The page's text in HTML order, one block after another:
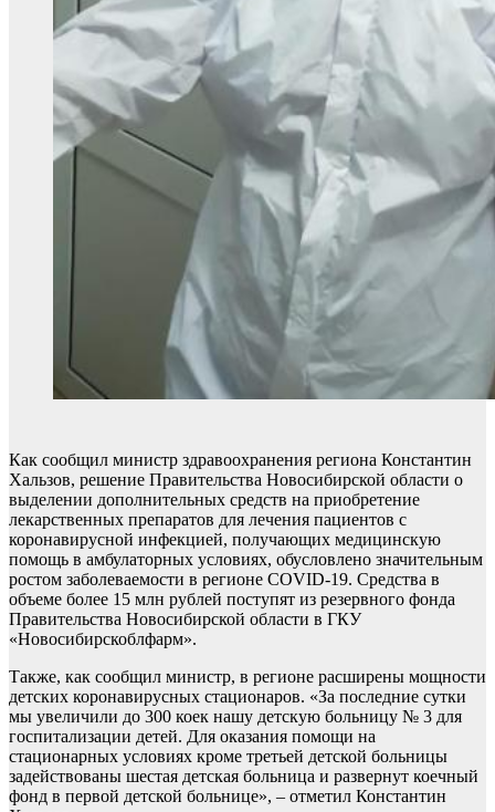
Как сообщил министр здравоохранения региона Константин
Хальзов, решение Правительства Новосибирской области о
выделении дополнительных средств на приобретение
лекарственных препаратов для лечения пациентов с
коронавирусной инфекцией, получающих медицинскую
помощь в амбулаторных условиях, обусловлено значительным
ростом заболеваемости в регионе COVID-19. Средства в
объеме более 15 млн рублей поступят из резервного фонда
Правительства Новосибирской области в ГКУ
«Новосибирскоблфарм».
Также, как сообщил министр, в регионе расширены мощности
детских коронавирусных стационаров. «За последние сутки
мы увеличили до 300 коек нашу детскую больницу № 3 для
госпитализации детей. Для оказания помощи на
стационарных условиях кроме третьей детской больницы
задействованы шестая детская больница и развернут коечный
фонд в первой детской больнице», – отметил Константин